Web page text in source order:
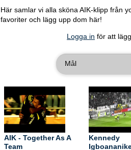
Här samlar vi alla sköna AIK-klipp från
favoriter och lägg upp dom här!
Logga in för att
Mål
AIK - Together As A
Team
Kennedy